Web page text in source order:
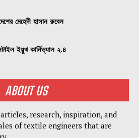
মেহেদী হাসান রুবেল
ইয়ুথ কার্নিভ্যাল ২.৪
ABOUT US
research, inspiration, and
of textile engineers that are